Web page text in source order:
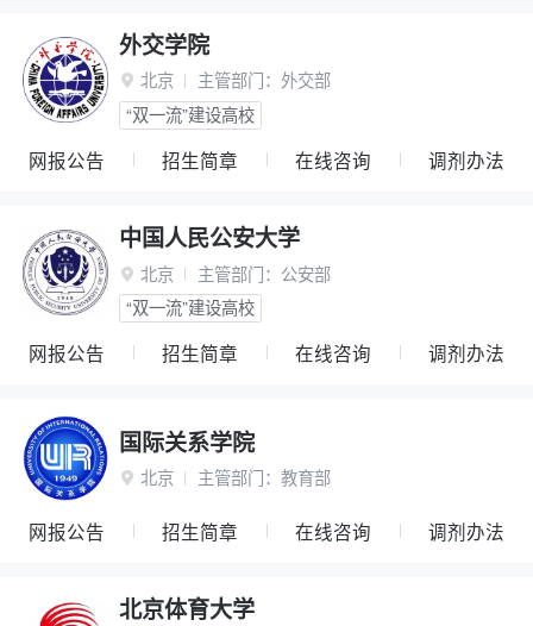
外交学院
 北京 主管部门： 外交部
“双一流”建设高校
网报公告 招生简章 在线咨询 调剂办法
中国人民公安大学
 北京 主管部门： 公安部
“双一流”建设高校
网报公告 招生简章 在线咨询 调剂办法
国际关系学院
 北京 主管部门： 教育部
网报公告 招生简章 在线咨询 调剂办法
北京体育大学